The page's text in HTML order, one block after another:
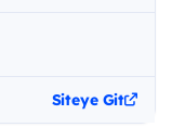
Siteye Git